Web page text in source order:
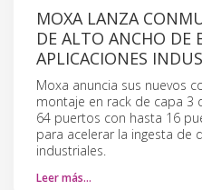
MOXA LANZA
DE ALTO ANCHO DE
APLICACIONES
Moxa anuncia sus nuevos
montaje en rack de capa 3
64 puertos con hasta 16
para acelerar la ingesta de
industriales.
Leer más…